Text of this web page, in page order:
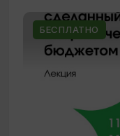
БЕСПЛАТНО